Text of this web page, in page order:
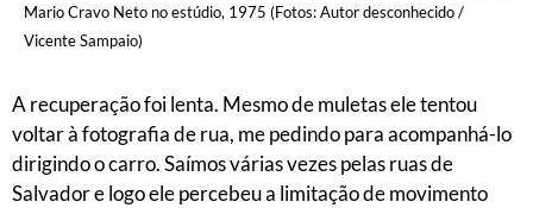
Mario Cravo Neto no estúdio, 1975 (Fotos: Autor desconhecido /
Vicente Sampaio)
A recuperação foi lenta. Mesmo de muletas ele tentou
voltar à fotografia de rua, me pedindo para acompanhá-lo
dirigindo o carro. Saímos várias vezes pelas ruas de
Salvador e logo ele percebeu a limitação de movimento